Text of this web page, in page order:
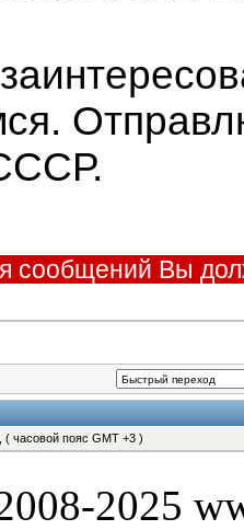
сообщений Вы
( часовой пояс GMT +3 )
2025